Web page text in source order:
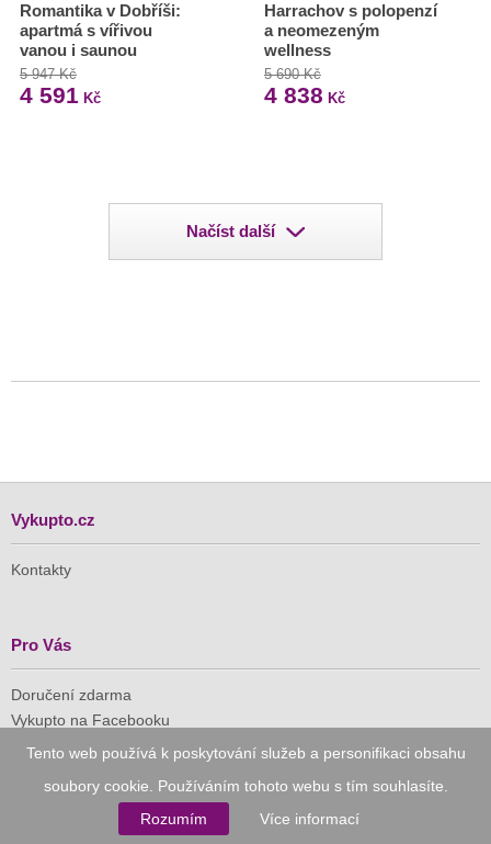
Tento web používá k poskytování služeb a personifikaci obsahu
soubory cookie. Používáním tohoto webu s tím souhlasíte.
Rozumím
Více informací
Romantika v Dobříši:
apartmá s vířivou
vanou i saunou
5 947 Kč
4 591 Kč
Harrachov s polopenzí
a neomezeným
wellness
5 690 Kč
4 838 Kč
Načíst další
Vykupto.cz
Kontakty
Pro Vás
Doručení zdarma
Vykupto na Facebooku
Naše společnost je členem Asociace pro elektronickou